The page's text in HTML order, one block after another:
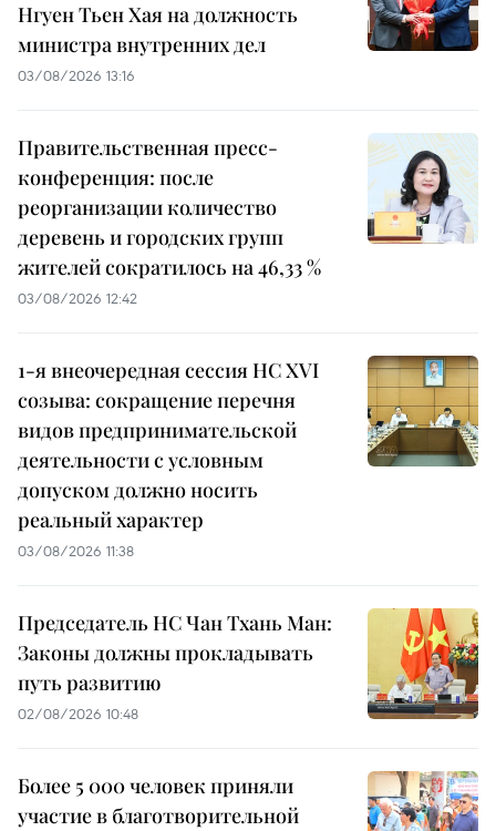
Нгуен Тьен Хая на должность
министра внутренних дел
03/08/2026 13:16
Правительственная пресс-
конференция: после
реорганизации количество
деревень и городских групп
жителей сократилось на 46,33 %
03/08/2026 12:42
1-я внеочередная сессия НС XVI
созыва: сокращение перечня
видов предпринимательской
деятельности с условным
допуском должно носить
реальный характер
03/08/2026 11:38
Председатель НС Чан Тхань Ман:
Законы должны прокладывать
путь развитию
02/08/2026 10:48
Более 5 000 человек приняли
участие в благотворительной